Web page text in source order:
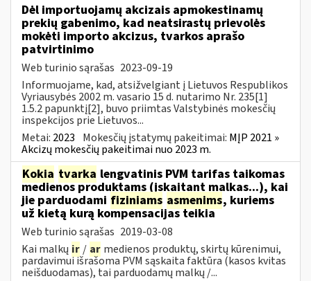
Dėl importuojamų akcizais apmokestinamų
prekių gabenimo, kad neatsirastų prievolės
mokėti importo akcizus, tvarkos aprašo
patvirtinimo
Web turinio sąrašas 2023-09-19
Informuojame, kad, atsižvelgiant į Lietuvos Respublikos
Vyriausybės 2002 m. vasario 15 d. nutarimo Nr. 235[1]
1.5.2 papunktį[2], buvo priimtas Valstybinės mokesčių
inspekcijos prie Lietuvos...
Metai: 2023 Mokesčių įstatymų pakeitimai: MĮP 2021 »
Akcizų mokesčių pakeitimai nuo 2023 m.
Kokia tvarka lengvatinis PVM tarifas taikomas
medienos produktams (įskaitant malkas...), kai
jie parduodami fiziniams asmenims, kuriems
už kietą kurą kompensacijas teikia
Web turinio sąrašas 2019-03-08
Kai malkų ir / ar medienos produktų, skirtų kūrenimui,
pardavimui išrašoma PVM sąskaita faktūra (kasos kvitas
neišduodamas), tai parduodamų malkų /...